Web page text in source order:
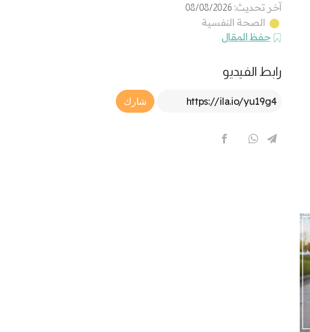
آخر تحديث: 08/08/2026
الصحة النفسية
حفظ المقال
رابط الفيديو
Article Link
شارك